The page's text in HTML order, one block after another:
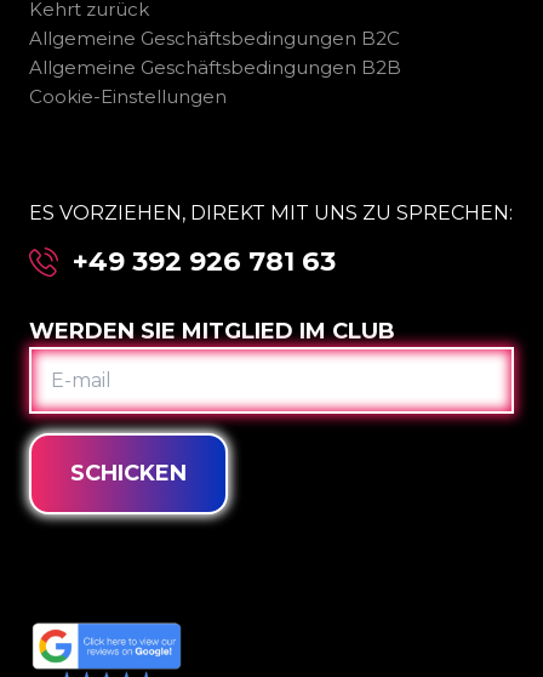
Kehrt zurück
Allgemeine Geschäftsbedingungen B2C
Allgemeine Geschäftsbedingungen B2B
Cookie-Einstellungen
ES VORZIEHEN, DIREKT MIT UNS ZU SPRECHEN:
+49 392 926 781 63
WERDEN SIE MITGLIED IM CLUB
E-
MAIL
SCHICKEN